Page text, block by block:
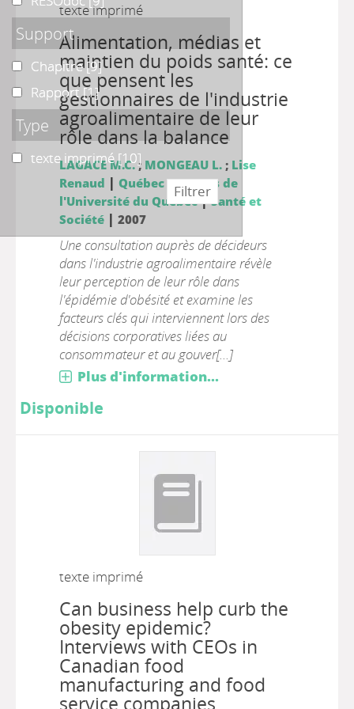
texte imprimé
Alimentation, médias et
maintien du poids santé: ce
que pensent les
gestionnaires de l'industrie
agroalimentaire de leur
rôle dans la balance
LAGACE M.C.; MONGEAU L.; Lise
Renaud | Québec : Presses de
l'Université du Québec|Santé et
Société| 2007
Une consultation auprès de décideurs
dans l'industrie agroalimentaire révèle
leur perception de leur rôle dans
l'épidémie d'obésité et examine les
facteurs clés qui interviennent lors des
décisions corporatives liées au
consommateur et au gouver[...]
Plus d'information...
Disponible
texte imprimé
Can business help curb the
obesity epidemic?
Interviews with CEOs in
Canadian food
manufacturing and food
service companies
Support
Chapitre
Chapitre[9]
Rapport
Rapport[1]
Type
texte imprimé
texte imprimé[10]